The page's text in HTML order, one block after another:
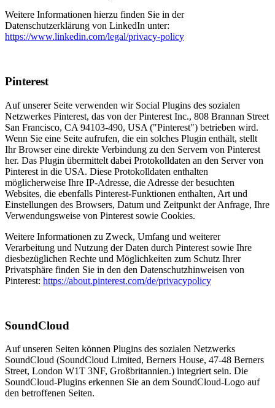
Weitere Informationen hierzu finden Sie in der
Datenschutzerklärung von LinkedIn unter:
https://www.linkedin.com/legal/privacy-policy
Pinterest
Auf unserer Seite verwenden wir Social Plugins des sozialen
Netzwerkes Pinterest, das von der Pinterest Inc., 808 Brannan Street
San Francisco, CA 94103-490, USA ("Pinterest") betrieben wird.
Wenn Sie eine Seite aufrufen, die ein solches Plugin enthält, stellt
Ihr Browser eine direkte Verbindung zu den Servern von Pinterest
her. Das Plugin übermittelt dabei Protokolldaten an den Server von
Pinterest in die USA. Diese Protokolldaten enthalten
möglicherweise Ihre IP-Adresse, die Adresse der besuchten
Websites, die ebenfalls Pinterest-Funktionen enthalten, Art und
Einstellungen des Browsers, Datum und Zeitpunkt der Anfrage, Ihre
Verwendungsweise von Pinterest sowie Cookies.
Weitere Informationen zu Zweck, Umfang und weiterer
Verarbeitung und Nutzung der Daten durch Pinterest sowie Ihre
diesbezüglichen Rechte und Möglichkeiten zum Schutz Ihrer
Privatsphäre finden Sie in den den Datenschutzhinweisen von
Pinterest: https://about.pinterest.com/de/privacypolicy
SoundCloud
Auf unseren Seiten können Plugins des sozialen Netzwerks
SoundCloud (SoundCloud Limited, Berners House, 47-48 Berners
Street, London W1T 3NF, Großbritannien.) integriert sein. Die
SoundCloud-Plugins erkennen Sie an dem SoundCloud-Logo auf
den betroffenen Seiten.